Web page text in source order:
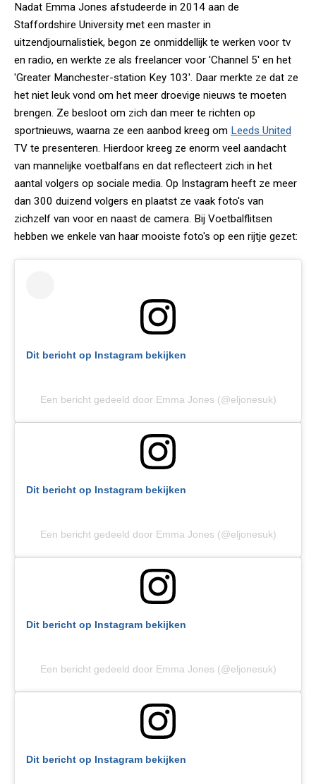
Nadat Emma Jones afstudeerde in 2014 aan de
Staffordshire University met een master in
uitzendjournalistiek, begon ze onmiddellijk te werken voor tv
en radio, en werkte ze als freelancer voor 'Channel 5' en het
'Greater Manchester-station Key 103'. Daar merkte ze dat ze
het niet leuk vond om het meer droevige nieuws te moeten
brengen. Ze besloot om zich dan meer te richten op
sportnieuws, waarna ze een aanbod kreeg om Leeds United
TV te presenteren. Hierdoor kreeg ze enorm veel aandacht
van mannelijke voetbalfans en dat reflecteert zich in het
aantal volgers op sociale media. Op Instagram heeft ze meer
dan 300 duizend volgers en plaatst ze vaak foto's van
zichzelf van voor en naast de camera. Bij Voetbalflitsen
hebben we enkele van haar mooiste foto's op een rijtje gezet:
Dit bericht op Instagram bekijken
Een bericht gedeeld door Emma Jones (@eljonesuk)
Dit bericht op Instagram bekijken
Een bericht gedeeld door Emma Jones (@eljonesuk)
Dit bericht op Instagram bekijken
Een bericht gedeeld door Emma Jones (@eljonesuk)
Dit bericht op Instagram bekijken